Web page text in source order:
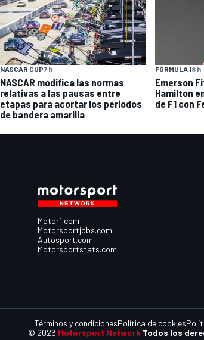
NASCAR CUP7 h
NASCAR modifica las normas
relativas a las pausas entre
etapas para acortar los periodos
de bandera amarilla
FÓRMULA 18 h
Emerson
Hamilton
de F1 con
Motor1.com
Motorsportjobs.com
Autosport.com
Motorsportstats.com
© 2026 Motorsport Network Todos los
Términos y condicionesPolítica de cookies